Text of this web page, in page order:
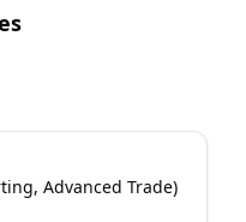
Advanced Trade)